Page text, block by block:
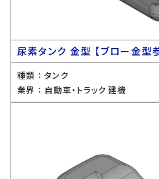
尿素タンク 金型 【ブロー金型
種類 ： タンク
業界 ： 自動車・トラック 建機